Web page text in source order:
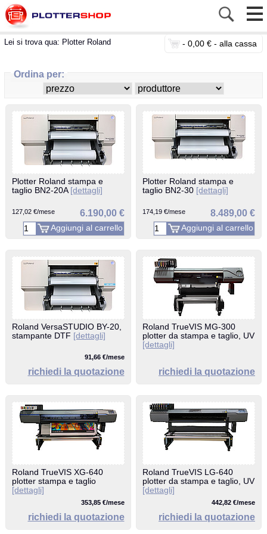
Lei si trova qua: Plotter Roland - 0,00 € - alla cassa
Ordina per:
Plotter Roland stampa e
taglio BN2-20A[dettagli]
127,02 €/mese 6.190,00 €
Plotter Roland stampa e
taglio BN2-30 [dettagli]
174,19 €/mese 8.489,00 €
Roland VersaSTUDIO BY-20,
stampante DTF [dettagli]
91,66 €/mese
richiedi la quotazione
Roland TrueVIS MG-300
plotter da stampa e taglio, UV
[dettagli]
richiedi la quotazione
Roland TrueVIS XG-640
plotter stampa e taglio
[dettagli]
353,85 €/mese
richiedi la quotazione
Roland TrueVIS LG-640
plotter da stampa e taglio, UV
[dettagli]
442,82 €/mese
richiedi la quotazione